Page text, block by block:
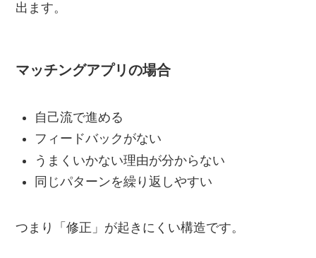
出ます。
マッチングアプリの場合
自己流で進める
フィードバックがない
うまくいかない理由が分からない
同じパターンを繰り返しやすい
つまり「修正」が起きにくい構造です。